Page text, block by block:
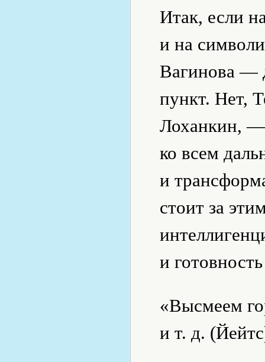
Итак, если
и на
Вагинова —
пункт. Нет,
Лоханкин, —
ко всем
и
стоит за
и
«Высмеем
и т. д.